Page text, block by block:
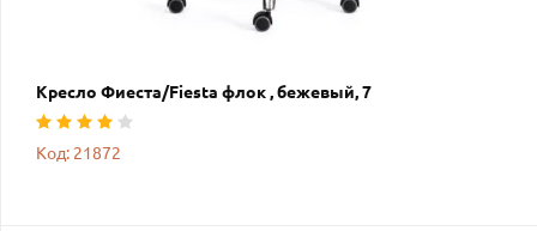
Кресло Фиеста/Fiesta флок , бежевый, 7
Код: 21872